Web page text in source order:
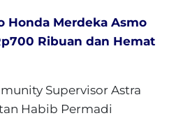
Honda Merdeka Asmo
Ribuan dan Hemat
Supervisor Astra
Habib Permadi